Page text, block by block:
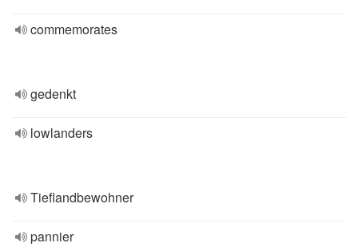
commemorates
gedenkt
lowlanders
Tieflandbewohner
pannier